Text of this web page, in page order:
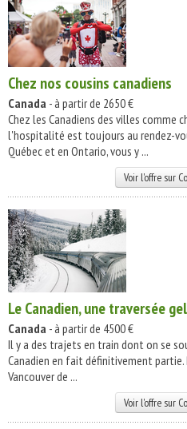
Chez nos cousins canadiens
Canada - à partir de 2650 €
Chez les Canadiens des villes comme
l'hospitalité est toujours au rendez-
Québec et en Ontario, vous y ...
Voir l'offre sur
Le Canadien, une traversée
Canada - à partir de 4500 €
Il y a des trajets en train dont on se
Canadien en fait définitivement
Vancouver de ...
Voir l'offre sur